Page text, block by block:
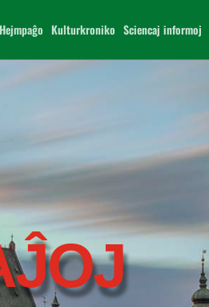
Hejmpaĝo Kulturkroniko Sciencaj informoj